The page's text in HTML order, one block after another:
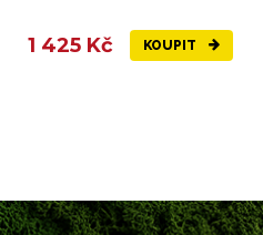
1 425 Kč KOUPIT